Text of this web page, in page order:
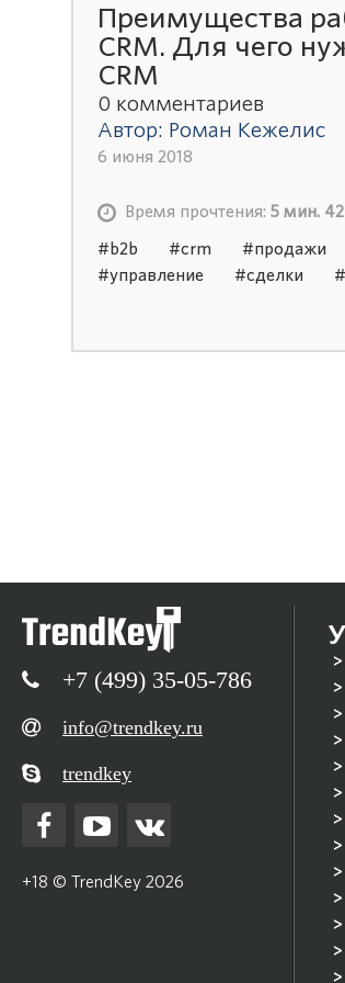
Преимущества
CRM. Для чего
CRM
0 комментариев
Автор: Роман Кежелис
6 июня 2018
Время прочтения: 5 мин. 42
#b2b #crm #продажи
#управление
#сделки
+7 (499) 35-05-786
info@trendkey.ru
trendkey
+18 © TrendKey 2026